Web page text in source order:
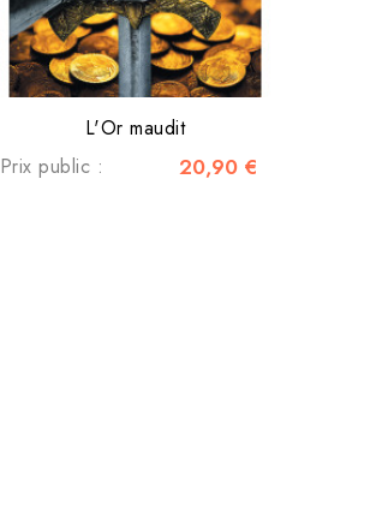
L'Or maudit
Prix public :
20,90 €